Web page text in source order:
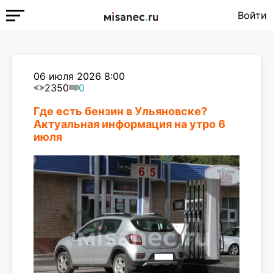
Войти
06 июля 2026 8:00
2350
0
Где есть бензин в Ульяновске?
Актуальная информация на утро 6
июля